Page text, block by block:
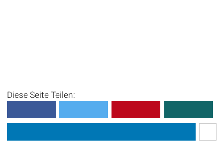
Diese Seite Teilen: